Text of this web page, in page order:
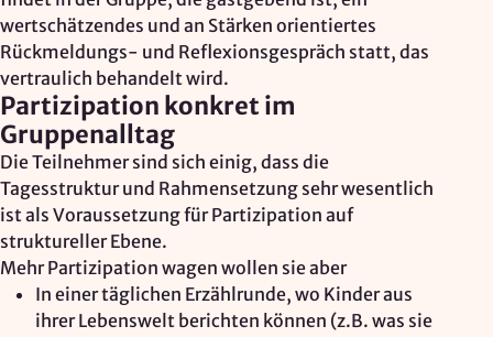
wertschätzendes und an Stärken orientiertes
Rückmeldungs- und Reflexionsgespräch statt, das
vertraulich behandelt wird.
Partizipation konkret im
Gruppenalltag
Die Teilnehmer sind sich einig, dass die
Tagesstruktur und Rahmensetzung sehr wesentlich
ist als Voraussetzung für Partizipation auf
struktureller Ebene.
Mehr Partizipation wagen wollen sie aber
In einer täglichen Erzählrunde, wo Kinder aus
ihrer Lebenswelt berichten können (z.B. was sie